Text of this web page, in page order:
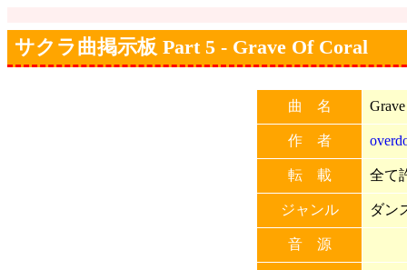
サクラ曲掲示板 Part 5 - Grave Of Coral
曲 名
作 者
転 載 全て
ジャンル ダン
音 源